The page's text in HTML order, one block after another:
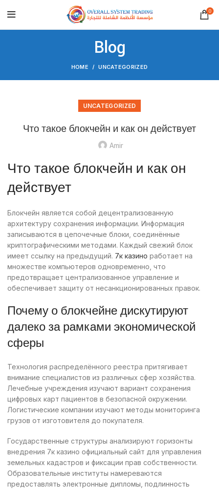
0
Blog
HOME UNCATEGORIZED
UNCATEGORIZED
Что такое блокчейн и как он действует
Amir
Что такое блокчейн и как он
действует
Блокчейн является собой децентрализованную
архитектуру сохранения информации. Информация
записываются в цепочечные блоки, соединённые
криптографическими методами. Каждый свежий блок
имеет ссылку на предыдущий. 7к казино работает на
множестве компьютеров одновременно, что
предотвращает централизованное управление и
обеспечивает защиту от несанкционированных правок.
Почему о блокчейне дискутируют
далеко за рамками экономической
сферы
Технология распределённого реестра притягивает
внимание специалистов из различных сфер хозяйства.
Лечебные учреждения изучают вариант сохранения
цифровых карт пациентов в безопасной окружении.
Логистические компании изучают методы мониторинга
грузов от изготовителя до покупателя.
Государственные структуры анализируют горизонты
внедрения 7к казино официальный сайт для управления
земельных кадастров и фиксации прав собственности.
Образовательные институты намереваются
предоставлять электронные дипломы, подлинность